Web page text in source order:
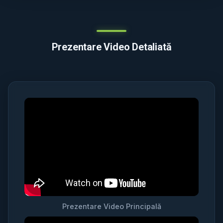
Prezentare Video Detaliată
Prezentare Video Principală